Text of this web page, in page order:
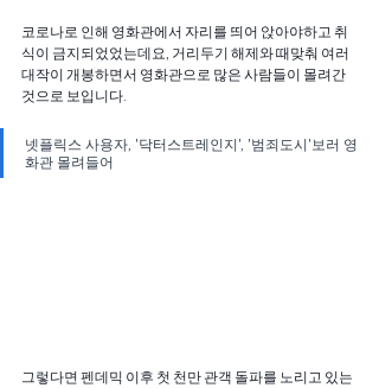
코로나로 인해 영화관에서 자리를 띄어 앉아야하고 취
식이 금지되었었는데요, 거리두기 해제와 때맞춰 여러
대작이 개봉하면서 영화관으로 많은 사람들이 몰려간
것으로 보입니다.
넷플릭스 사용자, '닥터스트레인지', '범죄도시'보러 영
화관 몰려들어
그렇다면 펜데믹 이후 첫 천만 관객 돌파를 노리고 있는